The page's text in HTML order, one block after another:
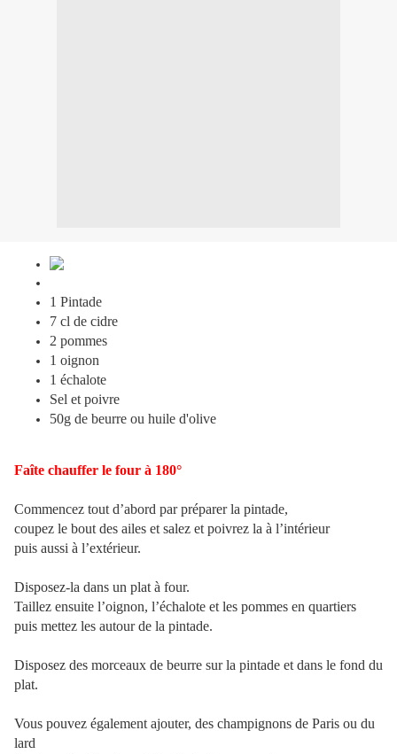
1 Pintade
7 cl de cidre
2 pommes
1 oignon
1 échalote
Sel et poivre
50g de beurre ou huile d'olive
Faîte chauffer le four à 180°
Commencez tout d’abord par préparer la pintade,
coupez le bout des ailes et salez et poivrez la à l’intérieur
puis aussi à l’extérieur.
Disposez-la dans un plat à four.
Taillez ensuite l’oignon, l’échalote et les pommes en quartiers
puis mettez les autour de la pintade.
Disposez des morceaux de beurre sur la pintade et dans le fond du
plat.
Vous pouvez également ajouter, des champignons de Paris ou du
lard